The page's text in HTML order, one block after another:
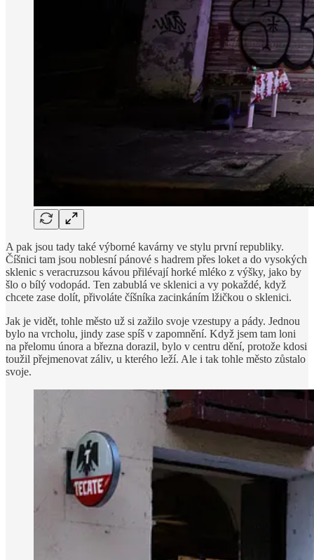
A pak jsou tady také výborné kavárny ve stylu první republiky.
Číšnici tam jsou noblesní pánové s hadrem přes loket a do vysokých
sklenic s veracruzsou kávou přilévají horké mléko z výšky, jako by
šlo o bílý vodopád. Ten zabublá ve sklenici a vy pokaždé, když
chcete zase dolít, přivoláte číšníka zacinkáním lžičkou o sklenici.
Jak je vidět, tohle město už si zažilo svoje vzestupy a pády. Jednou
bylo na vrcholu, jindy zase spíš v zapomnění. Když jsem tam loni
na přelomu února a března dorazil, bylo v centru dění, protože kdosi
toužil přejmenovat záliv, u kterého leží. Ale i tak tohle město zůstalo
svoje.